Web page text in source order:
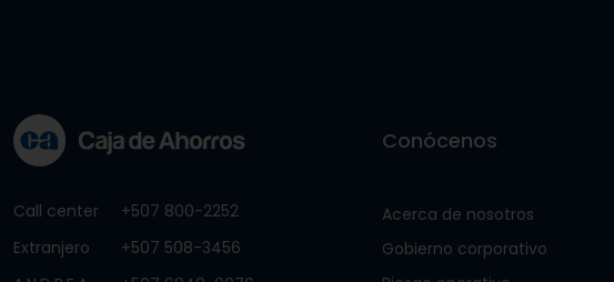
Call center
+507 800-2252
Extranjero
+507 508-3456
Conócenos
Acerca de nosotros
Gobierno corporativo